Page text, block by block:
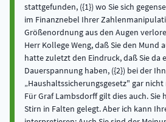
stattgefunden, ({1}) wo Sie sich
im Finanznebel Ihrer
Größenordnung aus den Augen
Herr Kollege Weng, daß Sie den Mund
hatte zuletzt den Eindruck, daß Sie da
Dauerspannung haben, ({2}) bei der
„Haushaltssicherungsgesetz" gar
Für Graf Lambsdorff gilt dies auch. Sie
Stirn in Falten gelegt. Aber ich kann